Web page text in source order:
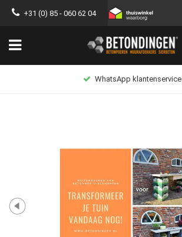
+31 (0) 85 - 060 62 04
WhatsApp klantenservice